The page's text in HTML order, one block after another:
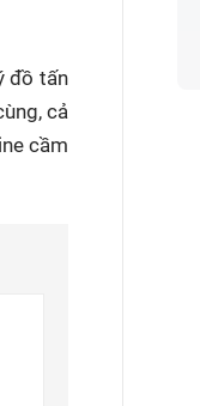
đồ tấn
cả
cầm